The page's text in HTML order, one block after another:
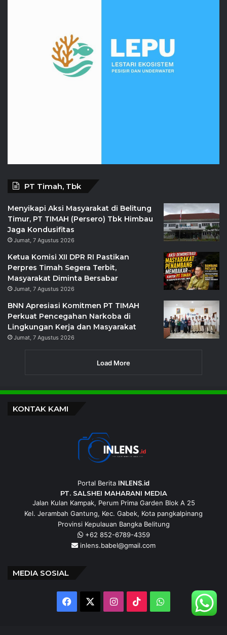
PT Timah, Tbk
Menyikapi Aksi Masyarakat di Belitung
Timur, PT TIMAH (Persero) Tbk Himbau
Jaga Kondusifitas
Jumat, 7 Agustus 2026
Ketua Komisi XII DPR RI Pastikan
Perpres Timah Segera Terbit,
Masyarakat Diminta Bersabar
Jumat, 7 Agustus 2026
BNN Apresiasi Komitmen PT TIMAH
Perkuat Pencegahan Narkoba di
Lingkungan Kerja dan Masyarakat
Jumat, 7 Agustus 2026
Load More
KONTAK KAMI
Portal Berita INLENS.id
PT. SALSHEI MAHARANI MEDIA
Jalan Kulan Kampak, Perum Prima Garden Blok A 25
Kel. Jerambah Gantung, Kec. Gabek, Kota pangkalpinang
Provinsi Kepulauan Bangka Belitung
+62 852-6789-4359
inlens.babel@gmail.com
MEDIA SOSIAL
Facebook Instagram
TikTokWhatsApp